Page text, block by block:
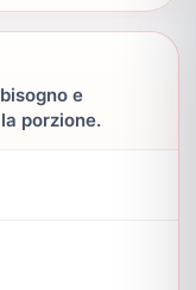
e
porzione.